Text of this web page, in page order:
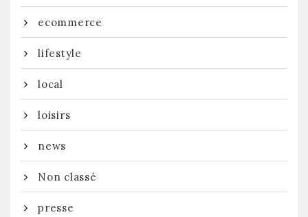
ecommerce
lifestyle
local
loisirs
news
Non classé
presse